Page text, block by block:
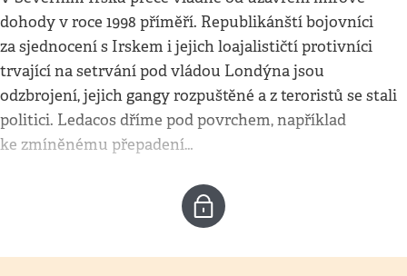
dohody v roce 1998 příměří. Republikánští bojovníci
za sjednocení s Irskem i jejich loajalističtí protivníci
trvající na setrvání pod vládou Londýna jsou
odzbrojení, jejich gangy rozpuštěné a z teroristů se stali
politici. Ledacos dříme pod povrchem, například
ke zmíněnému přepadení…